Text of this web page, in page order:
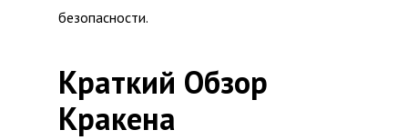
безопасности.
Краткий Обзор
Кракена